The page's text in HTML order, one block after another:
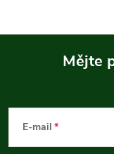
Mějte
E-mail